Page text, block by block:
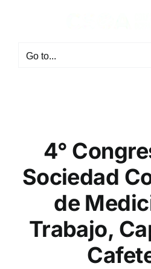
Go to...
4°
Sociedad
de
Trabajo,